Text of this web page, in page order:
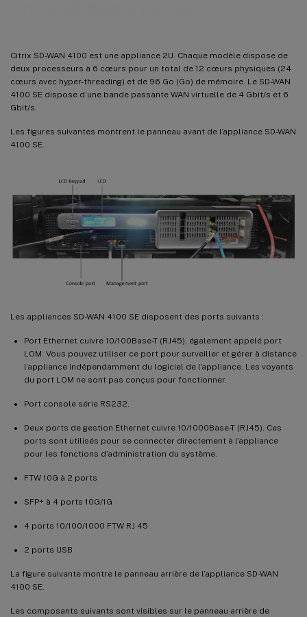
Citrix SD-WAN 4100 est une appliance 2U. Chaque modèle dispose de
deux processeurs à 6 cœurs pour un total de 12 cœurs physiques (24
cœurs avec hyper-threading) et de 96 Go (Go) de mémoire. Le SD-WAN
4100 SE dispose d’une bande passante WAN virtuelle de 4 Gbit/s et 6
Gbit/s.
Les figures suivantes montrent le panneau avant de l’appliance SD-WAN
4100 SE.
Les appliances SD-WAN 4100 SE disposent des ports suivants :
Port Ethernet cuivre 10/100Base-T (RJ45), également appelé port
LOM. Vous pouvez utiliser ce port pour surveiller et gérer à distance
l’appliance indépendamment du logiciel de l’appliance. Les voyants
du port LOM ne sont pas conçus pour fonctionner.
Port console série RS232.
Deux ports de gestion Ethernet cuivre 10/1000Base-T (RJ45). Ces
ports sont utilisés pour se connecter directement à l’appliance
pour les fonctions d’administration du système.
FTW 10G à 2 ports
SFP+ à 4 ports 10G/1G
4 ports 10/100/1000 FTW RJ 45
2 ports USB
La figure suivante montre le panneau arrière de l’appliance SD-WAN
4100 SE.
Les composants suivants sont visibles sur le panneau arrière de